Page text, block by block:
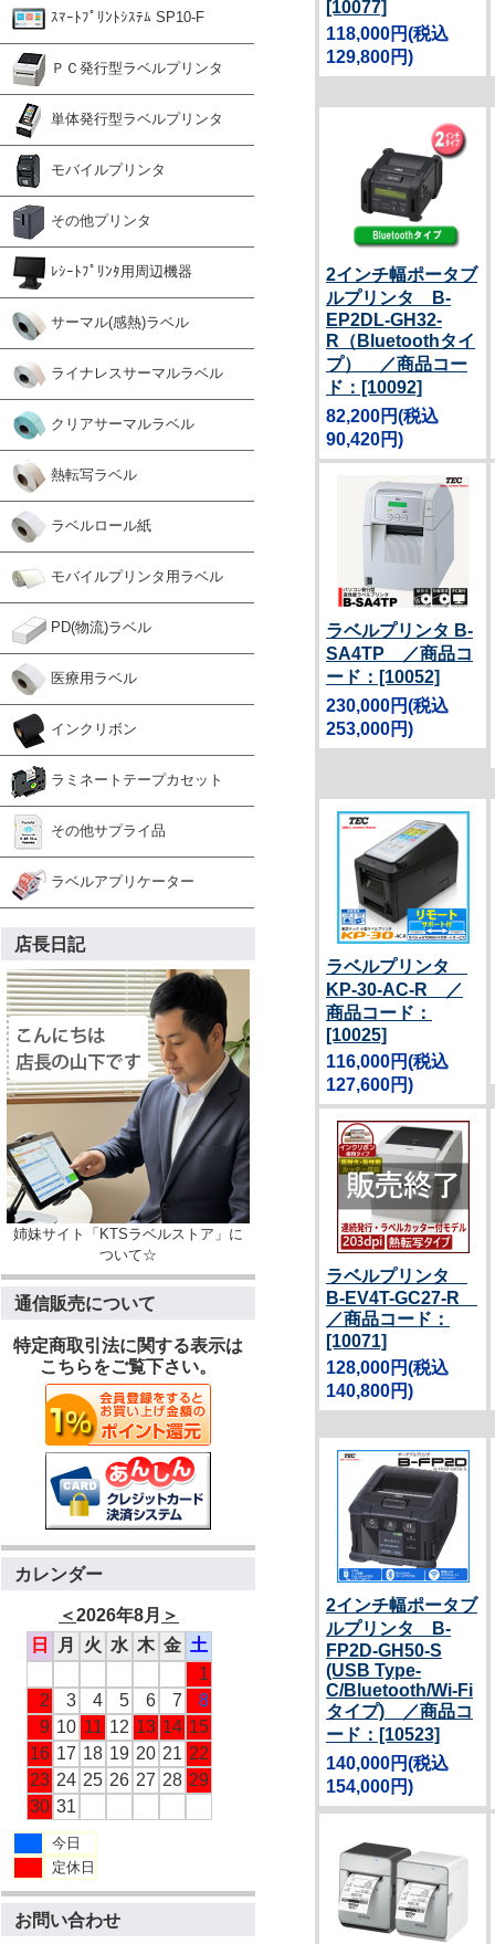
ｽﾏｰﾄﾌﾟﾘﾝﾄｼｽﾃﾑ SP10-F
ＰＣ発行型ラベルプリンタ
単体発行型ラベルプリンタ
モバイルプリンタ
その他プリンタ
ﾚｼｰﾄﾌﾟﾘﾝﾀ用周辺機器
サーマル(感熱)ラベル
ライナレスサーマルラベル
クリアサーマルラベル
熱転写ラベル
ラベルロール紙
モバイルプリンタ用ラベル
PD(物流)ラベル
医療用ラベル
インクリボン
ラミネートテープカセット
その他サプライ品
ラベルアプリケーター
店長日記
姉妹サイト「KTSラベルストア」に
ついて☆
通信販売について
特定商取引法に関する表示は
こちらをご覧下さい。
カレンダー
＜2026年8月 ＞
日
月 火 水 木 金 土
1
2
3 4 5 6 7
8
9 10 11 12 13 14 15
16 17 18 19 20 21 22
23 24 25 26 27 28 29
30 31
今日
定休日
お問い合わせ
[10077]
118,000円(税込
129,800円)
2インチ幅ポータブ
ルプリンタ B-
EP2DL-GH32-
R（Bluetoothタイ
プ） ／商品コー
ド：[10092]
82,200円(税込
90,420円)
ラベルプリンタ B-
SA4TP ／商品コ
ード：[10052]
230,000円(税込
253,000円)
ラベルプリンタ
KP-30-AC-R ／
商品コード：
[10025]
116,000円(税込
127,600円)
ラベルプリンタ
B-EV4T-GC27-R
／商品コード：
[10071]
128,000円(税込
140,800円)
2インチ幅ポータブ
ルプリンタ B-
FP2D-GH50-S
(USB Type-
C/Bluetooth/Wi-Fi
タイプ) ／商品コ
ード：[10523]
140,000円(税込
154,000円)